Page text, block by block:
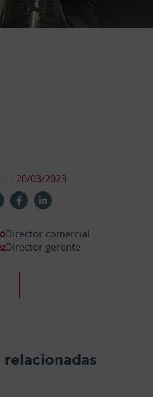
20/03/2023
Director comercial
Director gerente
relacionadas